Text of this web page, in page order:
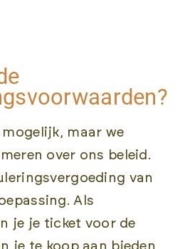
maar we
over ons beleid.
van
Als
je je ticket voor de